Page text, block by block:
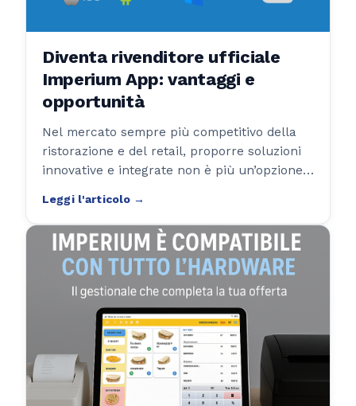
Diventa rivenditore ufficiale
Imperium App: vantaggi e
opportunità
Nel mercato sempre più competitivo della
ristorazione e del retail, proporre soluzioni
innovative e integrate non è più un’opzione:
ufficiale di Imperium App significa accedere
a un ecosistema gestionale completo